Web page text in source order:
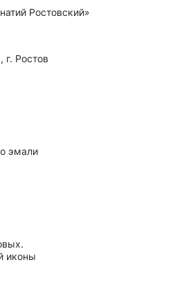
Ростовский»
г. Ростов
эмали
иконы